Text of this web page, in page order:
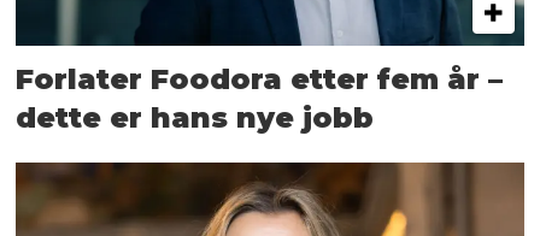
Forlater Foodora etter fem år –
dette er hans nye jobb